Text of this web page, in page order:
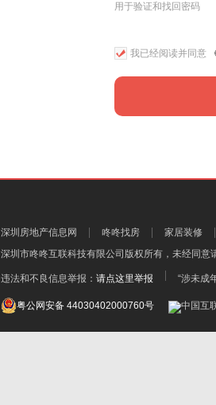
用于验证和找回密码
我已经阅读并同意
深圳房地产信息网 咚咚找房 家居装修
深圳市咚咚互联科技有限公司 版权所有，未经同意
违法和不良信息举报： 请点这里举报 “涉未成
粤公网安备 44030402000760号